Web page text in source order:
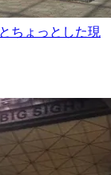
ちょっとした現